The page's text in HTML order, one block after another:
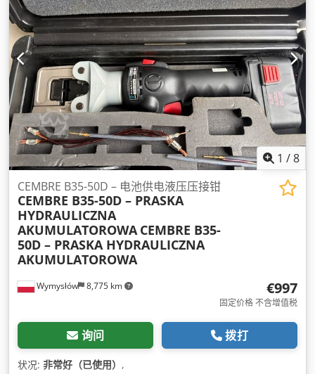
1 /8
Wymysłów 8,775 km
CEMBRE B35-50D – 电池供电液压压接钳
CEMBRE B35-50D – PRASKA
HYDRAULICZNA
AKUMULATOROWA CEMBRE B35-
50D – PRASKA HYDRAULICZNA
AKUMULATOROWA
€997
固定价格 不含增值税
询问 拨打
状况: 非常好（已使用） ,